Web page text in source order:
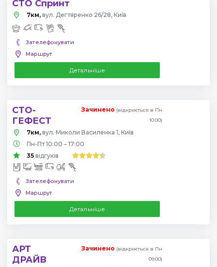
СТО Спринт
7км, вул. Дегтяренко 26/28, Київ
Зателефонувати
Маршрут
Детальніше
СТО-
ГЕФЕСТ
Зачинено (відкриється в Пн
10:00)
7км, вул. Миколи Василенка 1, Київ
Пн-Пт 10:00 – 17:00
35 відгуків
Зателефонувати
Маршрут
Детальніше
АРТ
ДРАЙВ
Зачинено (відкриється в Пн
09:00)